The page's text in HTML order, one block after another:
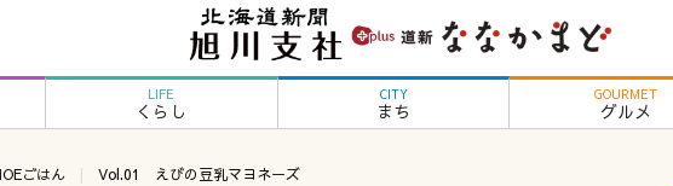
LIFE
くらし
CITY
まち
GOURMET
グルメ
ごはん Vol.01 えびの豆乳マヨネーズ